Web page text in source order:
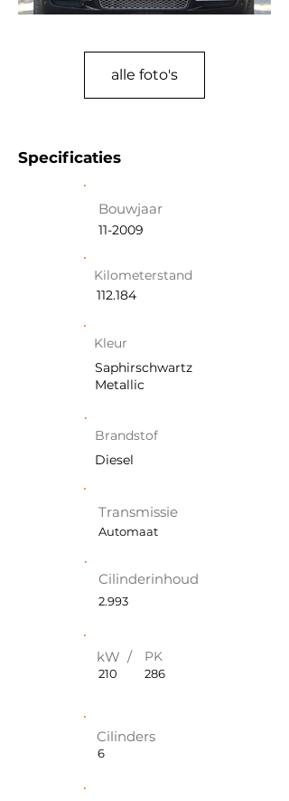
alle foto's
Specificaties
Bouwjaar
11-2009
Kilometerstand
112.184
Kleur
Saphirschwartz
Metallic
Brandstof
Diesel
Transmissie
Automaat
Cilinderinhoud
2.993
kW / PK
210 286
Cilinders
6